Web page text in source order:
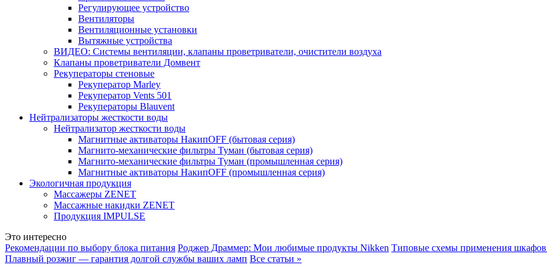
Регулирующее устройство
Вентиляторы
Вентиляционные установки
Вытяжные устройства
ВИДЕО: Системы вентиляции, клапаны проветриватели, очистители воздуха
Клапаны проветриватели Домвент
Рекуператоры стеновые
Рекуператор Marley
Рекуператор Vents 501
Рекуператоры Blauvent
Нейтрализаторы жесткости воды
Нейтрализатор жесткости воды
Магнитные активаторы НакипOFF (бытовая серия)
Магнито-механические фильтры Туман (бытовая серия)
Магнито-механические фильтры Туман (промышленная серия)
Магнитные активаторы НакипOFF (промышленная серия)
Экологичная продукция
Массажеры ZENET
Массажные накидки ZENET
Продукция IMPULSE
Это интересно
Рекомендации по выбору блока питания Роджер Драммер: Мои любимые продукты Nikken Типовые схемы применения шкафов
Плавный розжиг — гарантия долгой службы ваших ламп Все статьи »